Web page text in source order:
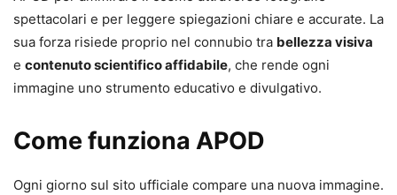
spettacolari e per leggere spiegazioni chiare e accurate. La
sua forza risiede proprio nel connubio tra bellezza visiva
e contenuto scientifico affidabile, che rende ogni
immagine uno strumento educativo e divulgativo.
Come funziona APOD
Ogni giorno sul sito ufficiale compare una nuova immagine.